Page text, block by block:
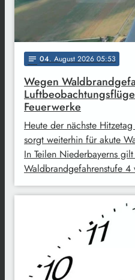
notes 04. August 2026 05:53
Wegen
Feuerwerke
Heute der nächste
sorgt weiterhin für akute
In Teilen Niederbayerns
Waldbrandgefahrenstufe